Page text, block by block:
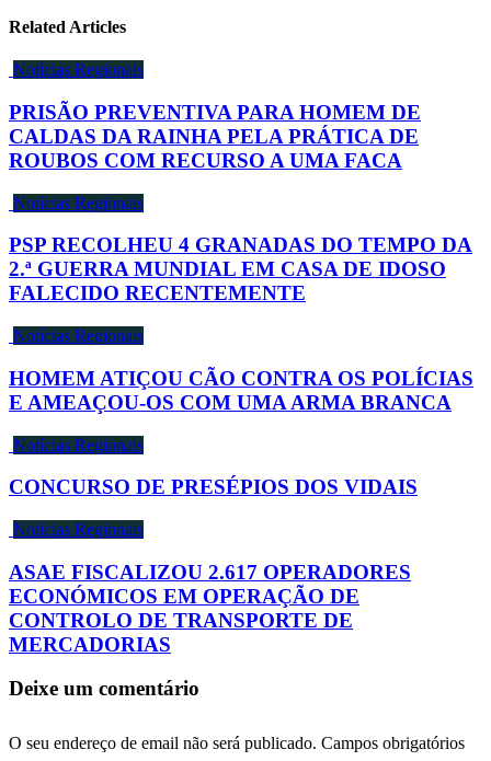
Related Articles
Notícias Regionais
PRISÃO PREVENTIVA PARA HOMEM DE
CALDAS DA RAINHA PELA PRÁTICA DE
ROUBOS COM RECURSO A UMA FACA
Notícias Regionais
PSP RECOLHEU 4 GRANADAS DO TEMPO DA
2.ª GUERRA MUNDIAL EM CASA DE IDOSO
FALECIDO RECENTEMENTE
Notícias Regionais
HOMEM ATIÇOU CÃO CONTRA OS POLÍCIAS
E AMEAÇOU-OS COM UMA ARMA BRANCA
Notícias Regionais
CONCURSO DE PRESÉPIOS DOS VIDAIS
Notícias Regionais
ASAE FISCALIZOU 2.617 OPERADORES
ECONÓMICOS EM OPERAÇÃO DE
CONTROLO DE TRANSPORTE DE
MERCADORIAS
Deixe um comentário
O seu endereço de email não será publicado. Campos obrigatórios